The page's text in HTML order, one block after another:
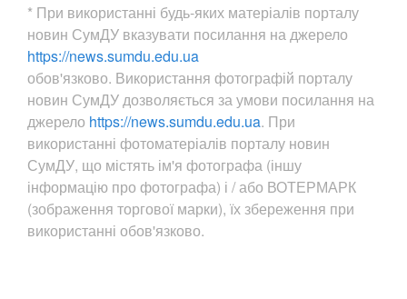
* При використанні будь-яких матеріалів порталу
новин СумДУ вказувати посилання на джерело
https://news.sumdu.edu.ua
обов'язково. Використання фотографій порталу
новин СумДУ дозволяється за умови посилання на
джерело https://news.sumdu.edu.ua. При
використанні фотоматеріалів порталу новин
СумДУ, що містять ім'я фотографа (іншу
інформацію про фотографа) і / або ВОТЕРМАРК
(зображення торгової марки), їх збереження при
використанні обов'язково.